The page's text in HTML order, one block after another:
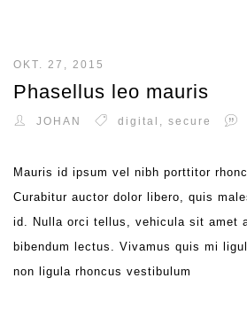
OKT. 27, 2015
Phasellus leo mauris
JOHAN digital , secure
Mauris id ipsum vel nibh porttitor
Curabitur auctor dolor libero, quis
id. Nulla orci tellus, vehicula sit amet
bibendum lectus. Vivamus quis mi
non ligula rhoncus vestibulum